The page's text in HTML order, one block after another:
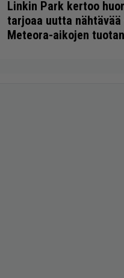
Linkin Park kertoo
tarjoaa uutta
Meteora-aikojen